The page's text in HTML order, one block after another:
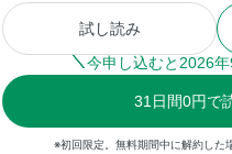
試し読み
今申し込むと 2026年
31 日間0円で
※初回限定。無料期間中に解約した